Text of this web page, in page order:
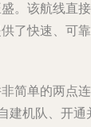
。该航线直
了快速、可
简单的两点
建机队、开